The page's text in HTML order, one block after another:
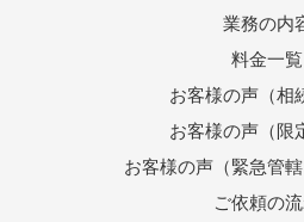
業務の内
料金一覧
お客様の声（相
お客様の声（限
お客様の声（緊急管轄
ご依頼の